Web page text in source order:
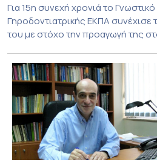
Για 15η συνεχή χρονιά το Γνωστικό
Γηροδοντιατρικής ΕΚΠΑ συνέχισε
του με στόχο την προαγωγή της
υποχρεωτικής «κοινωφελούς
Γηροδοντιατρικής 10ου
εκπαιδευτικές δραστηριότητες
Πτωχοκομείο Αθηνών, στο
ΑΜΕΑ Ενηλίκων Ασκληπιείου
Γηριατρικής […]